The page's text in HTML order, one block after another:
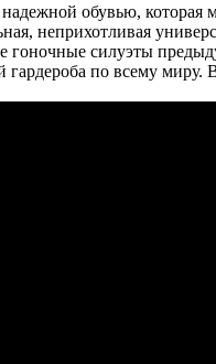
обувью,
неприхотливая
силуэты
по всему миру.